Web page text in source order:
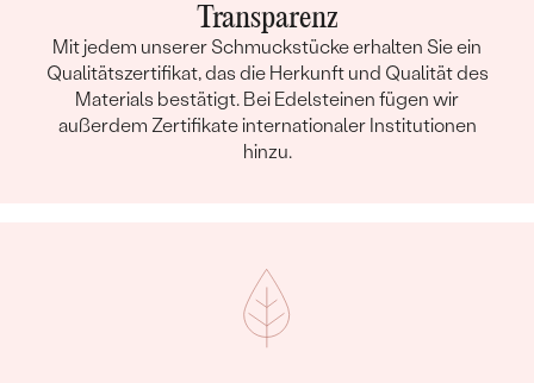
Transparenz
Mit jedem unserer Schmuckstücke erhalten Sie ein
Qualitätszertifikat, das die Herkunft und Qualität des
Materials bestätigt. Bei Edelsteinen fügen wir
außerdem Zertifikate internationaler Institutionen
hinzu.